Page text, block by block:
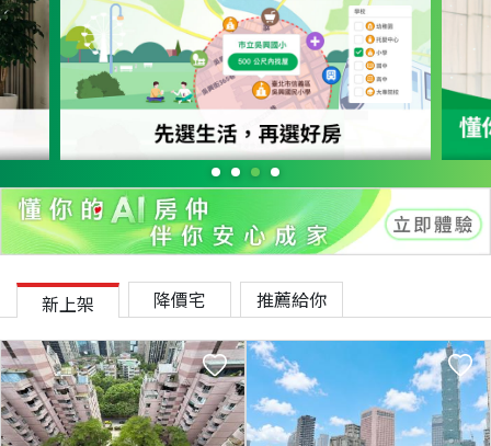
新上架 降價宅 推薦給你